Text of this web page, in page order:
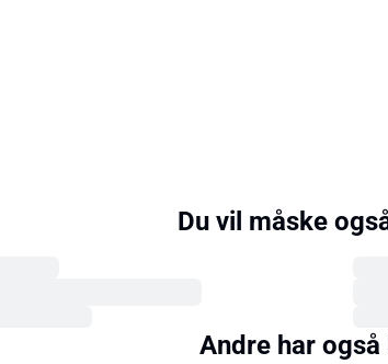
Du vil måske
Andre har